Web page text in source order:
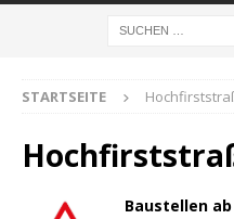
STARTSEITE
Baustellen